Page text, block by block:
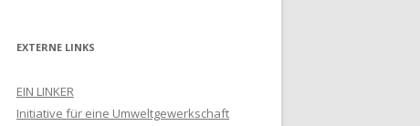
EXTERNE LINKS
EIN LINKER
Initiative für eine Umweltgewerkschaft